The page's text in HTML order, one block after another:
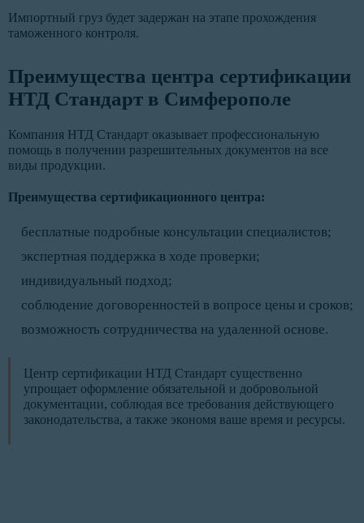
Импортный груз будет задержан на этапе прохождения
таможенного контроля.
Преимущества центра сертификации
НТД Стандарт в Симферополе
Компания НТД Стандарт оказывает профессиональную
помощь в получении разрешительных документов на все
виды продукции.
Преимущества сертификационного центра:
бесплатные подробные консультации специалистов;
экспертная поддержка в ходе проверки;
индивидуальный подход;
соблюдение договоренностей в вопросе цены и сроков;
возможность сотрудничества на удаленной основе.
Центр сертификации НТД Стандарт существенно
упрощает оформление обязательной и добровольной
документации, соблюдая все требования действующего
законодательства, а также экономя ваше время и ресурсы.